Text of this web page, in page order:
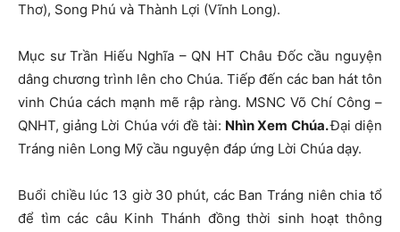
Thơ), Song Phú và Thành Lợi (Vĩnh Long).
Mục sư Trần Hiếu Nghĩa – QN HT Châu Đốc cầu nguyện
dâng chương trình lên cho Chúa. Tiếp đến các ban hát tôn
vinh Chúa cách mạnh mẽ rập ràng. MSNC Võ Chí Công –
QNHT, giảng Lời Chúa với đề tài: Nhìn Xem Chúa.Đại diện
Tráng niên Long Mỹ cầu nguyện đáp ứng Lời Chúa dạy.
Buổi chiều lúc 13 giờ 30 phút, các Ban Tráng niên chia tổ
để tìm các câu Kinh Thánh đồng thời sinh hoạt thông